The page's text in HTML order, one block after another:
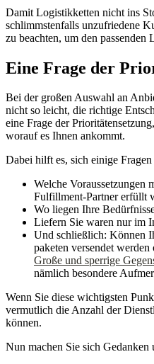
Damit Logistikketten nicht ins
schlimmstenfalls unzufriedene
zu beachten, um den
Eine Frage der
Bei der großen Auswahl an
nicht so leicht, die richtige
eine Frage der
worauf es Ihnen ankommt.
Dabei hilft es, sich einige Fragen
Welche Voraussetzungen
Fulfillment-Partner erfüllt
Wo liegen Ihre
Liefern Sie waren nur im
Und schließlich: Können
paketen versendet
Große und sperrige
nämlich besondere
Wenn Sie diese wichtigsten
vermutlich die Anzahl der
können.
Nun machen Sie sich Gedanken